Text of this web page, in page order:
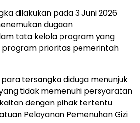
dilakukan pada 3 Juni 2026
dugaan
tata kelola program yang
program prioritas pemerintah
para tersangka diduga menunjuk
tidak memenuhi persyaratan
dengan pihak tertentu
Pelayanan Pemenuhan Gizi